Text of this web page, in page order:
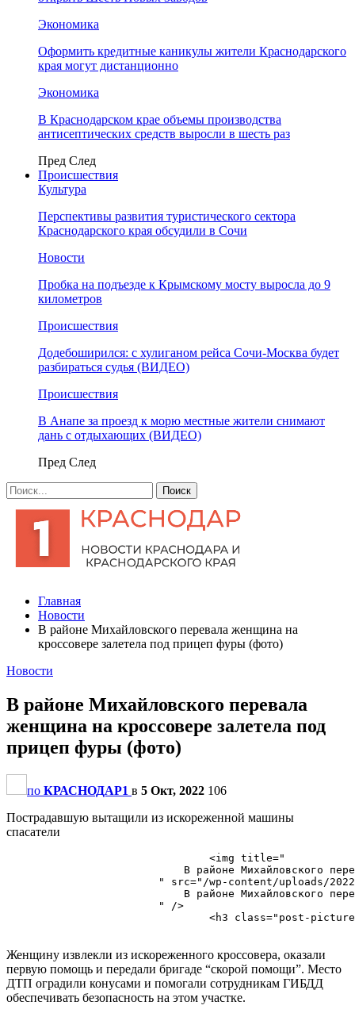
Экономика
Оформить кредитные каникулы жители Краснодарского
края могут дистанционно
Экономика
В Краснодарском крае объемы производства
антисептических средств выросли в шесть раз
Пред След
Происшествия
Культура
Перспективы развития туристического сектора
Краснодарского края обсудили в Сочи
Новости
Пробка на подъезде к Крымскому мосту выросла до 9
километров
Происшествия
Додебоширился: с хулиганом рейса Сочи-Москва будет
разбираться судья (ВИДЕО)
Происшествия
В Анапе за проезд к морю местные жители снимают
дань с отдыхающих (ВИДЕО)
Пред След
Главная
Новости
​В районе Михайловского перевала женщина на
кроссовере залетела под прицеп фуры (фото)
Новости
​В районе Михайловского перевала
женщина на кроссовере залетела под
прицеп фуры (фото)
по КРАСНОДАР1 в 5 Окт, 2022 106
Пострадавшую вытащили из искореженной машины
спасатели
                                <img title="
​В районе Михайловского
" src="/wp-content/uploads/
​В районе Михайловского
                        " />
Женщину извлекли из искореженного кроссовера, оказали
первую помощь и передали бригаде “скорой помощи”. Место
ДТП оградили конусами и помогали сотрудникам ГИБДД
обеспечивать безопасность на этом участке.